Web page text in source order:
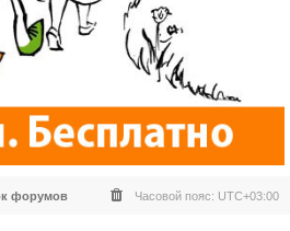
форумов Часовой пояс: UTC+03:00